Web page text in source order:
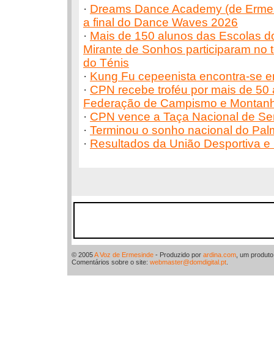
· Dreams Dance Academy (de
a final do Dance Waves 2026
· Mais de 150 alunos das Escolas
Mirante de Sonhos participaram no
do Ténis
· Kung Fu cepeenista encontra-se
· CPN recebe troféu por mais de
Federação de Campismo e
· CPN vence a Taça Nacional de
· Terminou o sonho nacional do
· Resultados da União Desportiva
© 2005A Voz de Ermesinde - Produzido por ardina.com , um
Comentários sobre o site: webmaster@domdigital.pt